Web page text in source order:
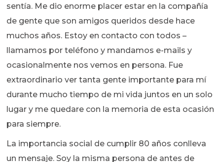
sentía. Me dio enorme placer estar en la compañía
de gente que son amigos queridos desde hace
muchos años. Estoy en contacto con todos –
llamamos por teléfono y mandamos e-mails y
ocasionalmente nos vemos en persona. Fue
extraordinario ver tanta gente importante para mí
durante mucho tiempo de mi vida juntos en un solo
lugar y me quedare con la memoria de esta ocasión
para siempre.
La importancia social de cumplir 80 años conlleva
un mensaje. Soy la misma persona de antes de